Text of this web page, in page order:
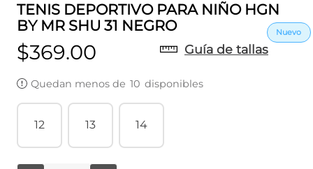
TENIS DEPORTIVO PARA NIÑO HGN
BY MR SHU 31 NEGRO
$369.00 Guía de tallas
Quedan menos de 10 disponibles
12 13 14